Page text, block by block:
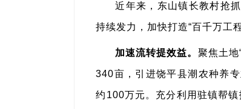
近年来，东山镇长教村抢
持续发力，加快打造“百千万工
加速流转提效益。 聚焦土地
340亩，引进饶平县潮农种养
约100万元。充分利用驻镇帮